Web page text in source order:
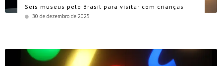
Seis museus pelo Brasil para visitar com crianças
30 de dezembro de 2025